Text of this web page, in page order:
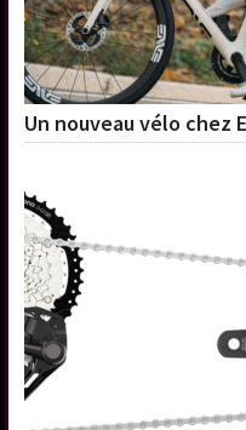
Un nouveau vélo chez